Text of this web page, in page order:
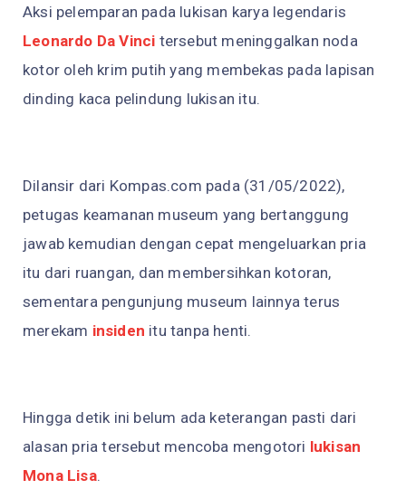
Aksi pelemparan pada lukisan karya legendaris
Leonardo Da Vinci tersebut meninggalkan noda
kotor oleh krim putih yang membekas pada lapisan
dinding kaca pelindung lukisan itu.
Dilansir dari Kompas.com pada (31/05/2022),
petugas keamanan museum yang bertanggung
jawab kemudian dengan cepat mengeluarkan pria
itu dari ruangan, dan membersihkan kotoran,
sementara pengunjung museum lainnya terus
merekam insiden itu tanpa henti.
Hingga detik ini belum ada keterangan pasti dari
alasan pria tersebut mencoba mengotori lukisan
Mona Lisa.